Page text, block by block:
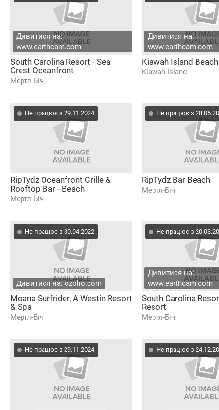
Дивитися на:
www.earthcam.com
South Carolina Resort - Sea
Crest Oceanfront
Мертл-Біч
Дивитися на:
www.earthcam.com
Kiawah Island Beach
Kiawah Island
Не працює з 29.11.2024
RipTydz Oceanfront Grille &
Rooftop Bar - Beach
Мертл-Біч
Не працює з
RipTydz Bar Beach
Мертл-Біч
Не працює з 30.04.2022
Дивитися на: ozolio.com
Moana Surfrider, A Westin Resort
& Spa
Мертл-Біч
Не працює з
Дивитися на:
www.earthcam.com
South Carolina
Resort
Мертл-Біч
Не працює з 29.11.2024 Не працює з